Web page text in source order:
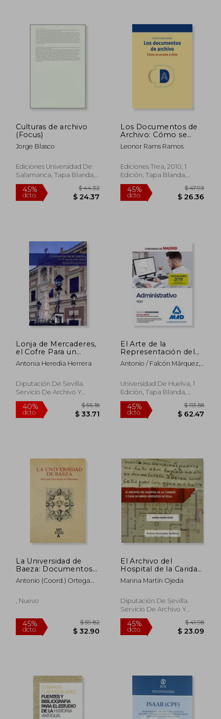
45%
dcto.
45%
dcto.
45%
dcto. $ 92.99
45%
dcto.
Culturas de archivo
(Focus)
Jorge Blasco
Ediciones Universidad De
Salamanca, Tapa Blanda,
Nuevo
Los Documentos de
Archivo: Cómo se
Accede a Ellos
(Archivos Siglo Xxi)
Leonor Rams Ramos
Ediciones Trea, 2010, 1
Edición, Tapa Blanda,
Nuevo
45%
dcto. $
Lonja de Mercaderes,
el Cofre Para un
Tesoro Singular
Antonia Heredia Herrera
Diputación De Sevilla.
Servicio De Archivo Y
Publicaciones., 2019, Nuevo
El Arte de la
Representación del
Espacio
Antonio / Falcón Márquez,
Fernando / Luque Teruel,
Andrés / Ruiz Morales,
Mario / Cortés José,
Joaquín A. / Márquez
Domínguez, Juan A.
Universidad De Huelva, 1
Edición, Tapa Blanda,
Nuevo
La Universidad de
Baeza: Documentos
Para la Historia
Antonio (Coord.) Ortega
, Nuevo
El Archivo del
Hospital de la Caridad
y Casa de Niños
Expósitos de Écija: 20
Sevillanos)
Marina Martín Ojeda
Diputación De Sevilla.
Servicio De Archivo Y
Publicaciones, 2021, 1
Edición, Tapa Blanda,
Nuevo